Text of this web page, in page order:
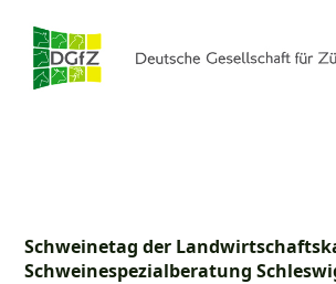
Schweinetag der
Schweinespezialberatung